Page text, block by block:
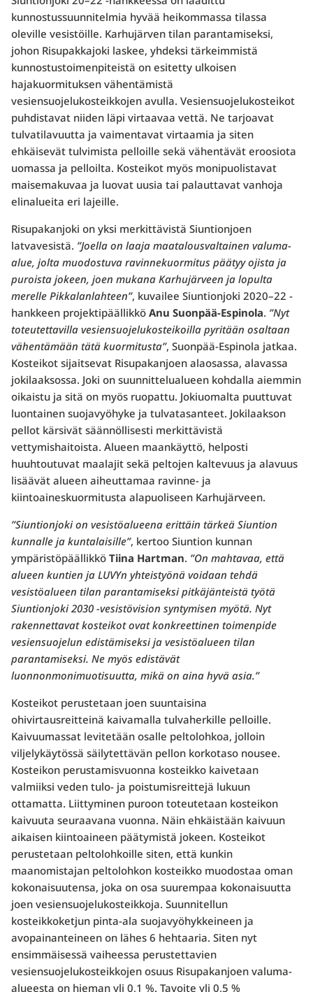
kunnostussuunnitelmia hyvää heikommassa tilassa
oleville vesistöille. Karhujärven tilan parantamiseksi,
johon Risupakkajoki laskee, yhdeksi tärkeimmistä
kunnostustoimenpiteistä on esitetty ulkoisen
hajakuormituksen vähentämistä
vesiensuojelukosteikkojen avulla. Vesiensuojelukosteikot
puhdistavat niiden läpi virtaavaa vettä. Ne tarjoavat
tulvatilavuutta ja vaimentavat virtaamia ja siten
ehkäisevät tulvimista pelloille sekä vähentävät eroosiota
uomassa ja pelloilta. Kosteikot myös monipuolistavat
maisemakuvaa ja luovat uusia tai palauttavat vanhoja
elinalueita eri lajeille.
Risupakanjoki on yksi merkittävistä Siuntionjoen
latvavesistä. ”Joella on laaja maatalousvaltainen valuma-
alue, jolta muodostuva ravinnekuormitus päätyy ojista ja
puroista jokeen, joen mukana Karhujärveen ja lopulta
merelle Pikkalanlahteen”, kuvailee Siuntionjoki 2020–22 -
hankkeen projektipäällikkö Anu Suonpää-Espinola. ”Nyt
toteutettavilla vesiensuojelukosteikoilla pyritään osaltaan
vähentämään tätä kuormitusta”, Suonpää-Espinola jatkaa.
Kosteikot sijaitsevat Risupakanjoen alaosassa, alavassa
jokilaaksossa. Joki on suunnittelualueen kohdalla aiemmin
oikaistu ja sitä on myös ruopattu. Jokiuomalta puuttuvat
luontainen suojavyöhyke ja tulvatasanteet. Jokilaakson
pellot kärsivät säännöllisesti merkittävistä
vettymishaitoista. Alueen maankäyttö, helposti
huuhtoutuvat maalajit sekä peltojen kaltevuus ja alavuus
lisäävät alueen aiheuttamaa ravinne- ja
kiintoaineskuormitusta alapuoliseen Karhujärveen.
”Siuntionjoki on vesistöalueena erittäin tärkeä Siuntion
kunnalle ja kuntalaisille”, kertoo Siuntion kunnan
ympäristöpäällikkö Tiina Hartman. ”On mahtavaa, että
alueen kuntien ja LUVYn yhteistyönä voidaan tehdä
vesistöalueen tilan parantamiseksi pitkäjänteistä työtä
Siuntionjoki 2030 -vesistövision syntymisen myötä. Nyt
rakennettavat kosteikot ovat konkreettinen toimenpide
vesiensuojelun edistämiseksi ja vesistöalueen tilan
parantamiseksi. Ne myös edistävät
luonnonmonimuotisuutta, mikä on aina hyvä asia.”
Kosteikot perustetaan joen suuntaisina
ohivirtausreitteinä kaivamalla tulvaherkille pelloille.
Kaivuumassat levitetään osalle peltolohkoa, jolloin
viljelykäytössä säilytettävän pellon korkotaso nousee.
Kosteikon perustamisvuonna kosteikko kaivetaan
valmiiksi veden tulo- ja poistumisreittejä lukuun
ottamatta. Liittyminen puroon toteutetaan kosteikon
kaivuuta seuraavana vuonna. Näin ehkäistään kaivuun
aikaisen kiintoaineen päätymistä jokeen. Kosteikot
perustetaan peltolohkoille siten, että kunkin
maanomistajan peltolohkon kosteikko muodostaa oman
kokonaisuutensa, joka on osa suurempaa kokonaisuutta
joen vesiensuojelukosteikkoja. Suunnitellun
kosteikkoketjun pinta-ala suojavyöhykkeineen ja
avopainanteineen on lähes 6 hehtaaria. Siten nyt
ensimmäisessä vaiheessa perustettavien
vesiensuojelukosteikkojen osuus Risupakanjoen valuma-
alueesta on hieman yli 0,1 %. Tavoite yli 0,5 %